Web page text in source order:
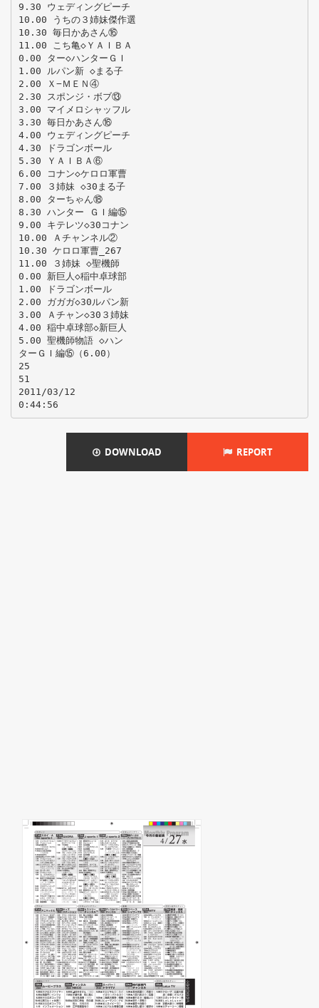
9.30 ウェディングピーチ
10.00 うちの３姉妹傑作選
10.30 毎日かあさん⑯
11.00 こち亀◇ＹＡＩＢＡ
0.00 ター◇ハンターＧＩ
1.00 ルパン新 ◇まる子
2.00 Ｘ−ＭＥＮ④
2.30 スポンジ・ボブ⑬
3.00 マイメロシャッフル
3.30 毎日かあさん⑯
4.00 ウェディングピーチ
4.30 ドラゴンボール
5.30 ＹＡＩＢＡ⑥
6.00 コナン◇ケロロ軍曹
7.00 ３姉妹 ◇30まる子
8.00 ターちゃん⑱
8.30 ハンター ＧＩ編⑮
9.00 キテレツ◇30コナン
10.00 Ａチャンネル②
10.30 ケロロ軍曹_267
11.00 ３姉妹 ◇聖機師
0.00 新巨人◇稲中卓球部
1.00 ドラゴンボール
2.00 ガガガ◇30ルパン新
3.00 Ａチャン◇30３姉妹
4.00 稲中卓球部◇新巨人
5.00 聖機師物語 ◇ハン
ターＧＩ編⑮（6.00）
25
51
2011/03/12
DOWNLOAD REPORT